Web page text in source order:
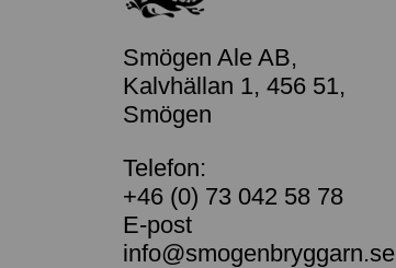
Smögen Ale AB,
Kalvhällan 1, 456 51,
Smögen
Telefon:
+46 (0) 73 042 58 78
E-post
info@smogenbryggarn.se